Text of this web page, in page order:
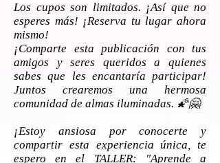
Los cupos son limitados. ¡Así que no
esperes más! ¡Reserva tu lugar ahora
mismo!
¡Comparte esta publicación con tus
amigos y seres queridos a quienes
sabes que les encantaría participar!
Juntos crearemos una hermosa
comunidad de almas iluminadas. 🌠🤗
¡Estoy ansiosa por conocerte y
compartir esta experiencia única, te
espero en el TALLER: "Aprende a